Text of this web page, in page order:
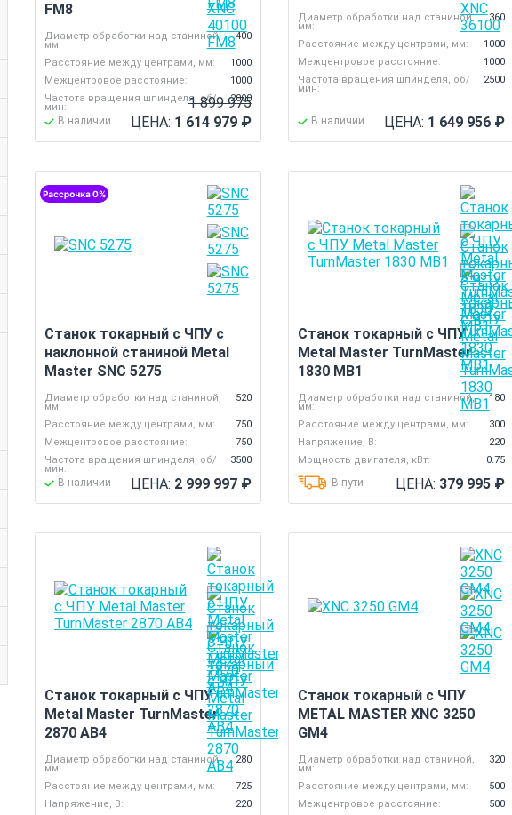
FM8
Диаметр обработки над станиной,
мм:
400
Расстояние между центрами, мм:
1000
Межцентровое расстояние:
1000
Частота вращения шпинделя, об/
мин:
2000
В наличии ЦЕНА: 1 614 979 ₽
1 899 975
Диаметр обработки над станиной,
мм:
360
Расстояние между центрами, мм:
1000
Межцентровое расстояние:
1000
Частота вращения шпинделя, об/
мин:
2500
В наличии ЦЕНА: 1 649 956 ₽
Станок токарный с ЧПУ с
наклонной станиной Metal
Master SNC 5275
Диаметр обработки над станиной,
мм:
520
Расстояние между центрами, мм:
750
Межцентровое расстояние:
750
Частота вращения шпинделя, об/
мин:
3500
В наличии ЦЕНА: 2 999 997 ₽
Станок токарный с ЧПУ
Metal Master TurnMaster
1830 MB1
Диаметр обработки над станиной,
мм:
180
Расстояние между центрами, мм:
300
Напряжение, В:
220
Мощность двигателя, кВт:
0.75
В пути ЦЕНА: 379 995 ₽
Станок токарный с ЧПУ
Metal Master TurnMaster
2870 AB4
Диаметр обработки над станиной,
мм:
280
Расстояние между центрами, мм:
725
Напряжение, В:
220
Станок токарный с ЧПУ
METAL MASTER XNC 3250
GM4
Диаметр обработки над станиной,
мм:
320
Расстояние между центрами, мм:
500
Межцентровое расстояние:
500